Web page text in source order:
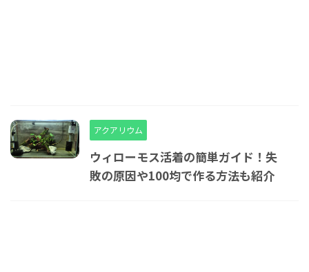
アクアリウム
ウィローモス活着の簡単ガイド！失
敗の原因や100均で作る方法も紹介